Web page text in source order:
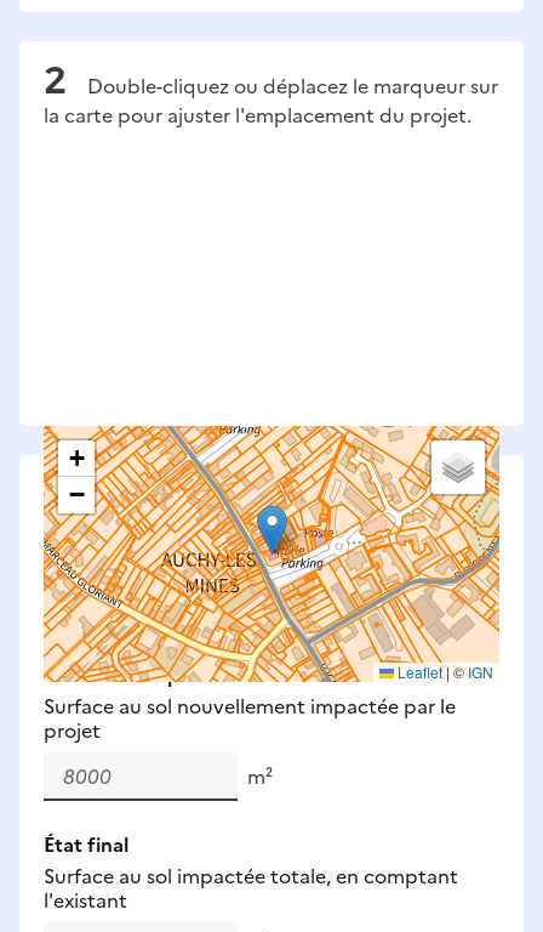
Double-cliquez ou déplacez le marqueur sur
la carte pour ajuster l'emplacement du projet.
+
−
Leaflet|©IGN
Saisissez les surfaces aménagées par le projet
Surfaces à prendre en compte : bâti, voirie,
espaces verts, remblais et bassins — impacts
définitifs et temporaires (travaux).
Nouveaux impacts
Surface au sol nouvellement impactée par le
projet
m²
État final
Surface au sol impactée totale, en comptant
l'existant